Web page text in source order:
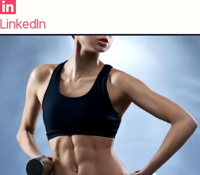
LinkedIn